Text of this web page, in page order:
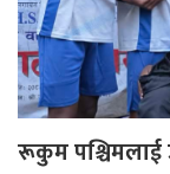
रूकुम पश्चिमलाई